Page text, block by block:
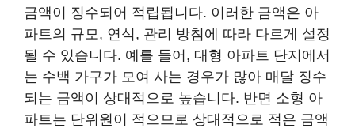
금액이 징수되어 적립됩니다. 이러한 금액은 아
파트의 규모, 연식, 관리 방침에 따라 다르게 설정
될 수 있습니다. 예를 들어, 대형 아파트 단지에서
는 수백 가구가 모여 사는 경우가 많아 매달 징수
되는 금액이 상대적으로 높습니다. 반면 소형 아
파트는 단위원이 적으므로 상대적으로 적은 금액